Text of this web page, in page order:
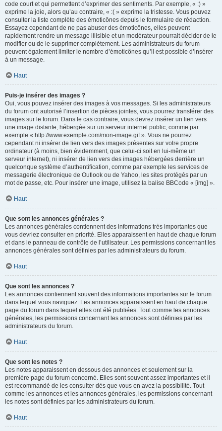
code court et qui permettent d’exprimer des sentiments. Par exemple, « :) »
exprime la joie, alors qu’au contraire, « :( » exprime la tristesse. Vous pouvez
consulter la liste complète des émoticônes depuis le formulaire de rédaction.
Essayez cependant de ne pas abuser des émoticônes, elles peuvent
rapidement rendre un message illisible et un modérateur pourrait décider de le
modifier ou de le supprimer complètement. Les administrateurs du forum
peuvent également limiter le nombre d’émoticônes qu’il est possible d’insérer
à un message.
Haut
Puis-je insérer des images ?
Oui, vous pouvez insérer des images à vos messages. Si les administrateurs
du forum ont autorisé l’insertion de pièces jointes, vous pourrez transférer des
images sur le forum. Dans le cas contraire, vous devrez insérer un lien vers
une image distante, hébergée sur un serveur internet public, comme par
exemple « http://www.exemple.com/mon-image.gif ». Vous ne pourrez
cependant ni insérer de lien vers des images présentes sur votre propre
ordinateur (à moins, bien évidemment, que celui-ci soit en lui-même un
serveur internet), ni insérer de lien vers des images hébergées derrière un
quelconque système d’authentification, comme par exemple les services de
messagerie électronique de Outlook ou de Yahoo, les sites protégés par un
mot de passe, etc. Pour insérer une image, utilisez la balise BBCode « [img] ».
Haut
Que sont les annonces générales ?
Les annonces générales contiennent des informations très importantes que
vous devriez consulter en priorité. Elles apparaissent en haut de chaque forum
et dans le panneau de contrôle de l’utilisateur. Les permissions concernant les
annonces générales sont définies par les administrateurs du forum.
Haut
Que sont les annonces ?
Les annonces contiennent souvent des informations importantes sur le forum
dans lequel vous naviguez. Les annonces apparaissent en haut de chaque
page du forum dans lequel elles ont été publiées. Tout comme les annonces
générales, les permissions concernant les annonces sont définies par les
administrateurs du forum.
Haut
Que sont les notes ?
Les notes apparaissent en dessous des annonces et seulement sur la
première page du forum concerné. Elles sont souvent assez importantes et il
est recommandé de les consulter dès que vous en avez la possibilité. Tout
comme les annonces et les annonces générales, les permissions concernant
les notes sont définies par les administrateurs du forum.
Haut